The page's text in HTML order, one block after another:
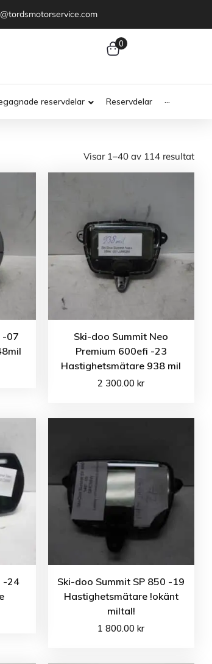
0
reservdelar Reservdelar ···
Visar 1–40 av 114 resultat
-07
Ski-doo Summit Neo
Premium 600efi -23
Hastighetsmätare 938 mil
2 300.00kr
-24
Ski-doo Summit SP 850 -19
Hastighetsmätare !okänt
miltal!
1 800.00kr